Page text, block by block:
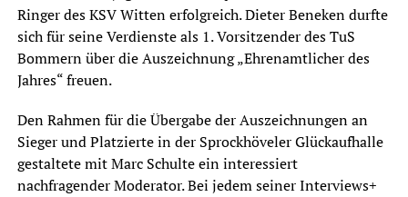
Ringer des KSV Witten erfolgreich. Dieter Beneken durfte
sich für seine Verdienste als 1. Vorsitzender des TuS
Bommern über die Auszeichnung „Ehrenamtlicher des
Jahres“ freuen.
Den Rahmen für die Übergabe der Auszeichnungen an
Sieger und Platzierte in der Sprockhöveler Glückaufhalle
gestaltete mit Marc Schulte ein interessiert
nachfragender Moderator. Bei jedem seiner Interviews+